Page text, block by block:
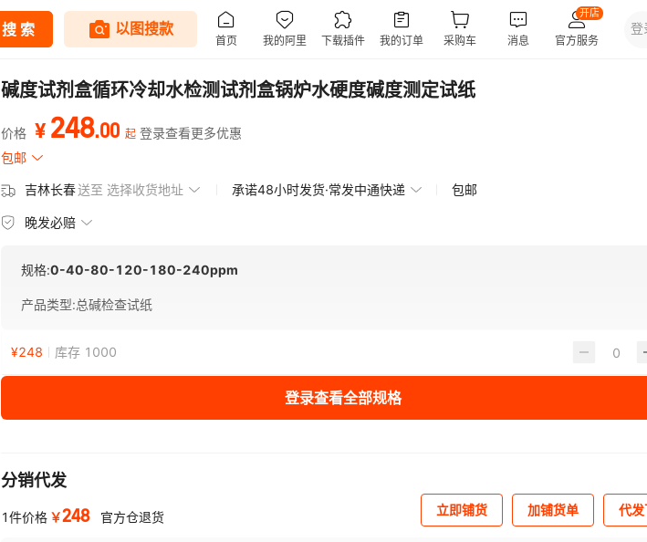
碱度试剂盒循环冷却水检测试剂盒锅炉水硬度碱度测定试纸
价格 ¥ 248.00 起 登录查看更多优惠
包邮
吉林长春送至 选择收货地址 承诺48小时发货·常发中通快递 包邮
晚发必赔
规格:0-40-80-120-180-240ppm
产品类型:总碱检查试纸
¥248 库存 1000
登录查看全部规格
分销代发
1件价格 ￥248 官方仓退货 立即铺货 加铺货单 代